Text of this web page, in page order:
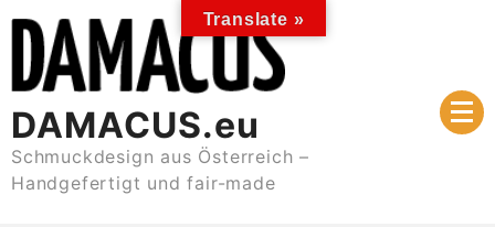
content
DAMACUS.eu
Schmuckdesign aus Österreich –
Handgefertigt und fair-made
Translate »